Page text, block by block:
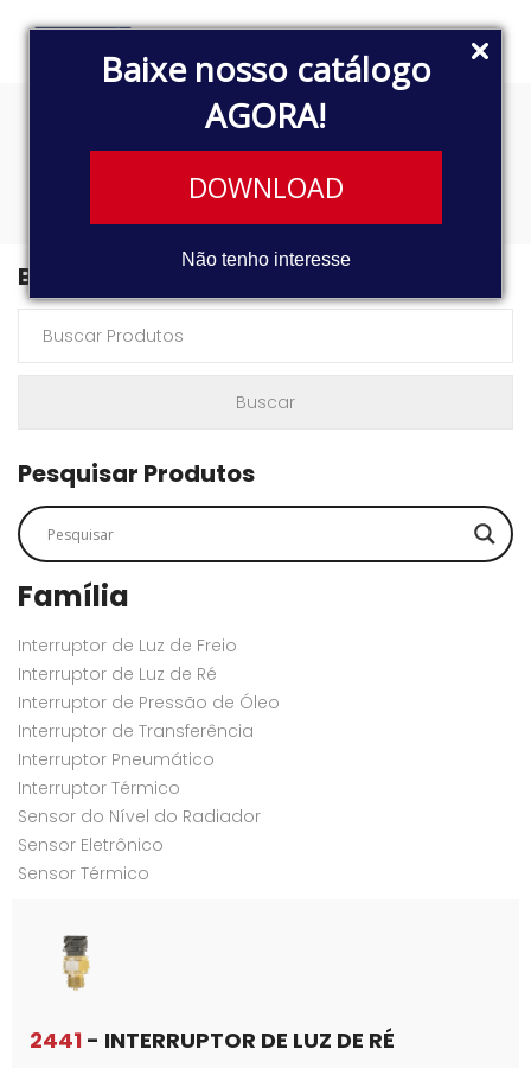
Baixe nosso catálogo
AGORA!
DOWNLOAD
Não tenho interesse
0500RS 1833
Buscar Produtos
Pesquisar Produtos
Família
Interruptor de Luz de Freio
Interruptor de Luz de Ré
Interruptor de Pressão de Óleo
Interruptor de Transferência
Interruptor Pneumático
Interruptor Térmico
Sensor do Nível do Radiador
Sensor Eletrônico
Sensor Térmico
2441 - INTERRUPTOR DE LUZ DE RÉ